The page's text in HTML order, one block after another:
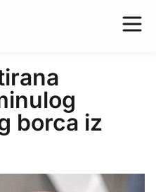
borca iz